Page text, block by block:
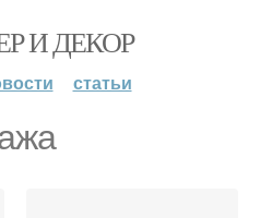
И ДЕКОР
статьи